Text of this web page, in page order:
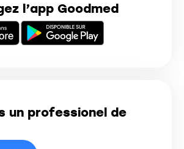
l’app Goodmed
un professionel de